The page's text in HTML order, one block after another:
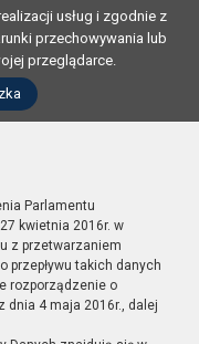
usług i zgodnie z
przechowywania lub
przeglądarce.
Parlamentu
kwietnia 2016r. w
z przetwarzaniem
przepływu takich danych
rozporządzenie o
dnia 4 maja 2016r., dalej